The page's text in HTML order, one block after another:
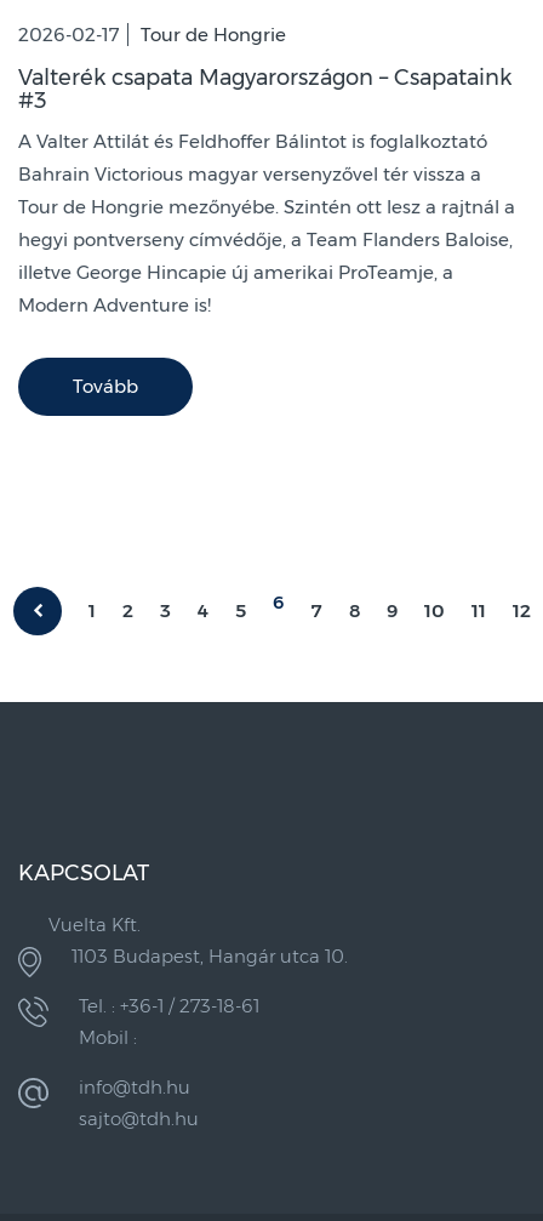
2026-02-17 Tour de Hongrie
Valterék csapata Magyarországon – Csapataink
#3
A Valter Attilát és Feldhoffer Bálintot is foglalkoztató
Bahrain Victorious magyar versenyzővel tér vissza a
Tour de Hongrie mezőnyébe. Szintén ott lesz a rajtnál a
hegyi pontverseny címvédője, a Team Flanders Baloise,
illetve George Hincapie új amerikai ProTeamje, a
Modern Adventure is!
Tovább
1 2 3 4 5 6 7 8 9 10 11 12
KAPCSOLAT
Vuelta Kft.
1103 Budapest, Hangár utca 10.
Tel. : +36-1 / 273-18-61
Mobil :
info@tdh.hu
sajto@tdh.hu